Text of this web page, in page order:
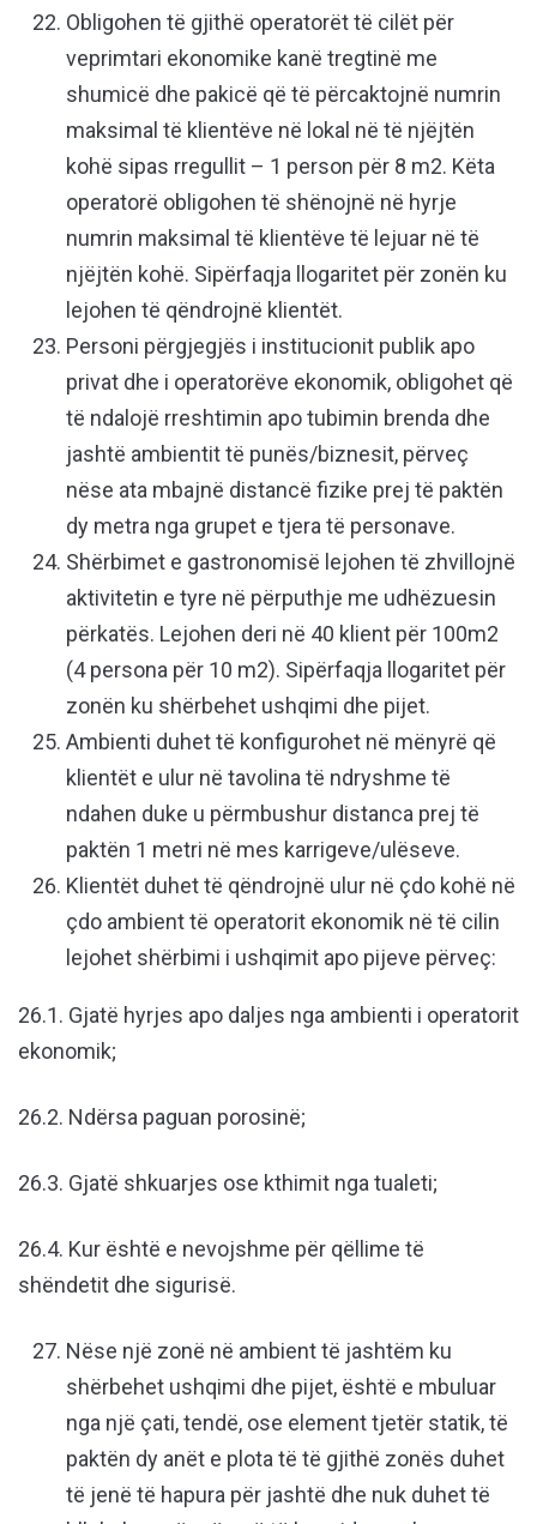
Obligohen të gjithë operatorët të cilët për
veprimtari ekonomike kanë tregtinë me
shumicë dhe pakicë që të përcaktojnë numrin
maksimal të klientëve në lokal në të njëjtën
kohë sipas rregullit – 1 person për 8 m2. Këta
operatorë obligohen të shënojnë në hyrje
numrin maksimal të klientëve të lejuar në të
njëjtën kohë. Sipërfaqja llogaritet për zonën ku
lejohen të qëndrojnë klientët.
Personi përgjegjës i institucionit publik apo
privat dhe i operatorëve ekonomik, obligohet që
të ndalojë rreshtimin apo tubimin brenda dhe
jashtë ambientit të punës/biznesit, përveç
nëse ata mbajnë distancë fizike prej të paktën
dy metra nga grupet e tjera të personave.
Shërbimet e gastronomisë lejohen të zhvillojnë
aktivitetin e tyre në përputhje me udhëzuesin
përkatës. Lejohen deri në 40 klient për 100m2
(4 persona për 10 m2). Sipërfaqja llogaritet për
zonën ku shërbehet ushqimi dhe pijet.
Ambienti duhet të konfigurohet në mënyrë që
klientët e ulur në tavolina të ndryshme të
ndahen duke u përmbushur distanca prej të
paktën 1 metri në mes karrigeve/ulëseve.
Klientët duhet të qëndrojnë ulur në çdo kohë në
çdo ambient të operatorit ekonomik në të cilin
lejohet shërbimi i ushqimit apo pijeve përveç:
26.1. Gjatë hyrjes apo daljes nga ambienti i operatorit
ekonomik;
26.2. Ndërsa paguan porosinë;
26.3. Gjatë shkuarjes ose kthimit nga tualeti;
26.4. Kur është e nevojshme për qëllime të
shëndetit dhe sigurisë.
Nëse një zonë në ambient të jashtëm ku
shërbehet ushqimi dhe pijet, është e mbuluar
nga një çati, tendë, ose element tjetër statik, të
paktën dy anët e plota të të gjithë zonës duhet
të jenë të hapura për jashtë dhe nuk duhet të